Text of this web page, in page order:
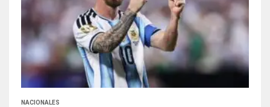
NACIONALES